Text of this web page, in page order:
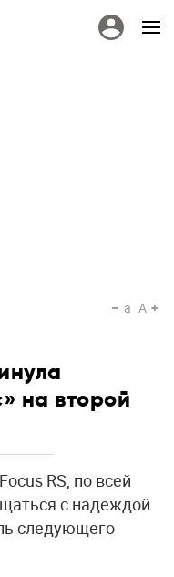
a A
на второй
RS, по всей
с надеждой
следующего